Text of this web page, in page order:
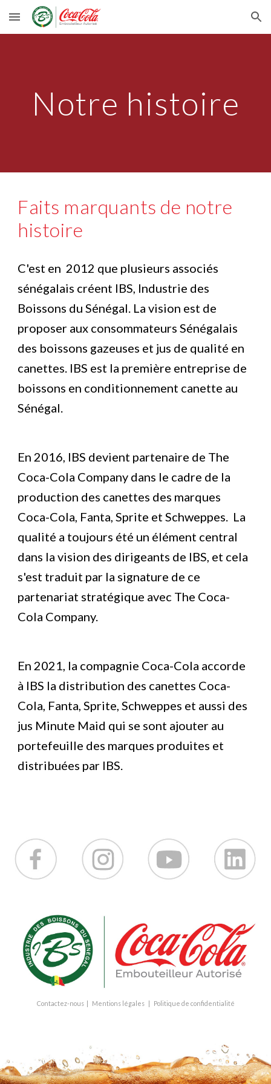
Skip to main content Skip to navigation
Notre histoire
Faits marquants de notre
histoire
C'est en  2012 que plusieurs associés
sénégalais créent IBS, Industrie des
Boissons du Sénégal. La vision est de
proposer aux consommateurs Sénégalais
des boissons gazeuses et jus de qualité en
canettes. IBS est la première entreprise de
boissons en conditionnement canette au
Sénégal.
En 2016, IBS devient partenaire de The
Coca-Cola Company dans le cadre de la
production des canettes des marques
Coca-Cola, Fanta, Sprite et Schweppes.  La
qualité a toujours été un élément central
dans la vision des dirigeants de IBS, et cela
s'est traduit par la signature de ce
partenariat stratégique avec The Coca-
Cola Company.
En 2021, la compagnie Coca-Cola accorde
à IBS la distribution des canettes Coca-
Cola, Fanta, Sprite, Schweppes et aussi des
jus Minute Maid qui se sont ajouter au
portefeuille des marques produites et
distribuées par IBS.
Contactez-nous | Mentions légales| Politique de confidentialité